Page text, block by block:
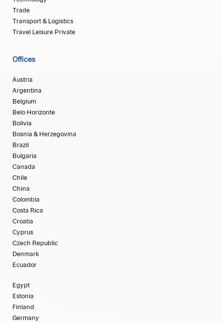
Trade
Transport & Logistics
Travel Leisure Private
Offices
Austria
Argentina
Belgium
Belo Horizonte
Bolivia
Bosnia & Herzegovina
Brazil
Bulgaria
Canada
Chile
China
Colombia
Costa Rica
Croatia
Cyprus
Czech Republic
Denmark
Ecuador
Egypt
Estonia
Finland
Germany